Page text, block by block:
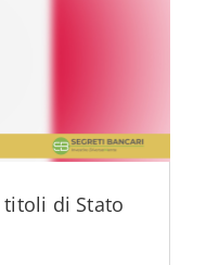
titoli di Stato